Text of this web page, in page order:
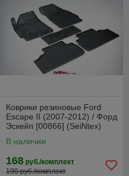
Коврики резиновые Ford
Escape II (2007-2012) / Форд
Эскейп [00866] (SeiNtex)
В наличии
168 руб./комплект
190 руб./комплект